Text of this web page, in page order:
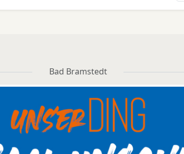
Bad Bramstedt